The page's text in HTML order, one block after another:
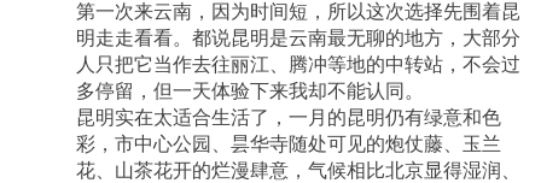
第一次来云南，因为时间短，所以这次选择先围着昆
明走走看看。都说昆明是云南最无聊的地方，大部分
人只把它当作去往丽江、腾冲等地的中转站，不会过
多停留，但一天体验下来我却不能认同。
昆明实在太适合生活了，一月的昆明仍有绿意和色
彩，市中心公园、昙华寺随处可见的炮仗藤、玉兰
花、山茶花开的烂漫肆意，气候相比北京显得湿润、